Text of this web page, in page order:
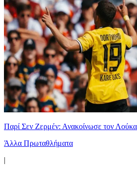
Παρί Σεν Ζερμέν: Ανακοίνωσε τον
Άλλα Πρωταθλήματα
|